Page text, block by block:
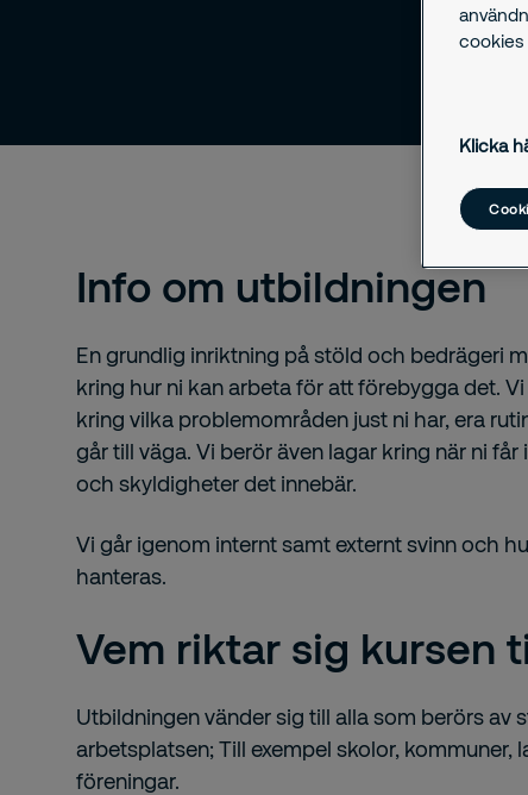
Info om utbildningen
En grundlig inriktning på stöld och bedrägeri
kring hur ni kan arbeta för att förebygga det.
kring vilka problemområden just ni har, era
går till väga. Vi berör även lagar kring när ni
och skyldigheter det innebär.
Vi går igenom internt samt externt svinn och
hanteras.
Vem riktar sig kursen
Utbildningen vänder sig till alla som berörs av
arbetsplatsen; Till exempel skolor, kommuner,
föreningar.
cookies
Klicka